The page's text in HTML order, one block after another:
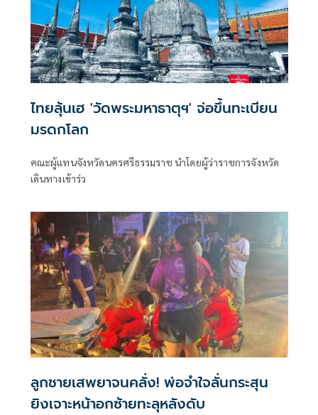
ไทยลุ้นเฮ 'วัดพระมหาธาตุฯ' จ่อขึ้นทะเบียน
มรดกโลก
คณะผู้แทนจังหวัดนครศรีธรรมราช นำโดยผู้ว่าราชการจังหวัด
เดินทางเข้าร่ว
ลูกชายเสพยาจนคลั่ง! พ่อจำใจลั่นกระสุน
ยิงเจาะหน้าอกซ้ายทะลุหลังดับ